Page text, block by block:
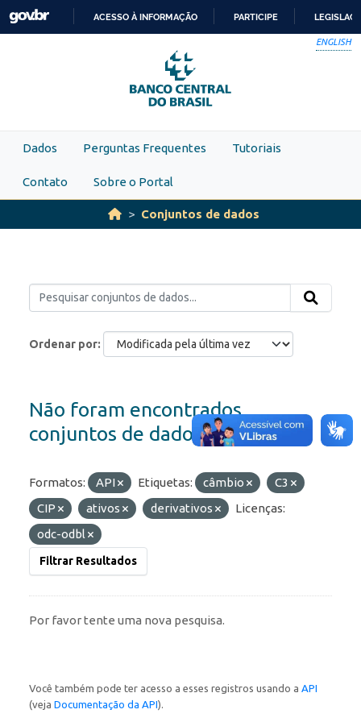
Skip to main content
PARA
O
CONTEÚDO
ACESSO À INFORMAÇÃO PARTICIPE
ENGLISH
Dados Perguntas Frequentes Tutoriais
Contato Sobre o Portal
Conjuntos de dados
Ordenar por
Não foram encontrados
conjuntos de dados
Formatos: API Etiquetas: câmbio
C3
CIP
ativos derivativos
Licenças:
odc-odbl
Filtrar Resultados
Por favor tente uma nova pesquisa.
Você também pode ter acesso a esses registros usando a API
(veja Documentação da API).